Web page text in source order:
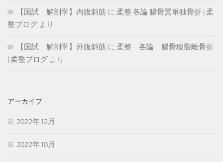
【国試 解剖学】内腹斜筋 に 柔整 各論 腸骨翼単独骨折 | 柔
整ブログ より
【国試 解剖学】外腹斜筋 に 柔整 各論 腸骨稜裂離骨折
| 柔整ブログ より
アーカイブ
2022年12月
2022年10月